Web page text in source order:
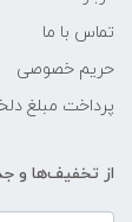
تماس با ما
حریم خصوصی
پرداخت مبلغ
از تخفیف‌ها و